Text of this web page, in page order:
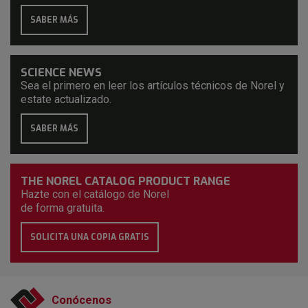
SABER MÁS
SCIENCE NEWS
Sea el primero en leer los artículos técnicos de Norel y
estate actualizado.
SABER MÁS
THE NOREL CATALOG PRODUCT RANGE
Hazte con el catálogo de Norel
de forma gratuita.
SOLICITA UNA COPIA GRATIS
Conócenos